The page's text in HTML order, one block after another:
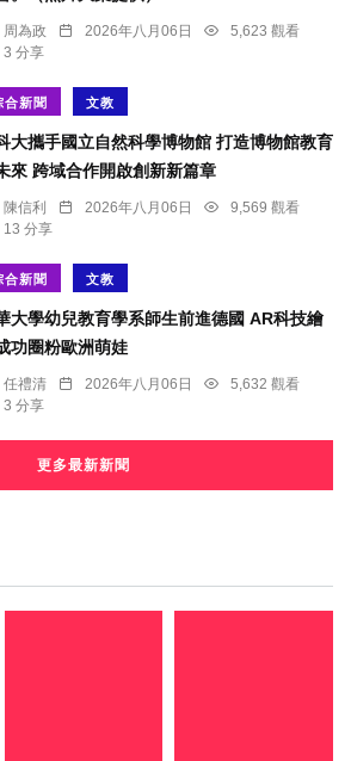
周為政 2026年八月06日
5,623 觀看
3 分享
合新聞 文教
大攜手國立自然科學博物館 打造博物館教育
來 跨域合作開啟創新新篇章
陳信利 2026年八月06日
9,569 觀看
13 分享
合新聞 文教
大學幼兒教育學系師生前進德國 AR科技繪
功圈粉歐洲萌娃
任禮清 2026年八月06日
5,632 觀看
3 分享
更多最新新聞